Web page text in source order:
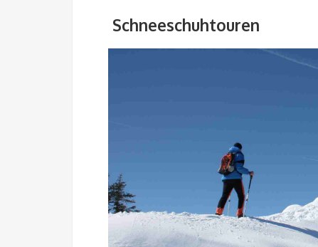
Schneeschuhtouren